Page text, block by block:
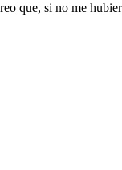
que, si no me